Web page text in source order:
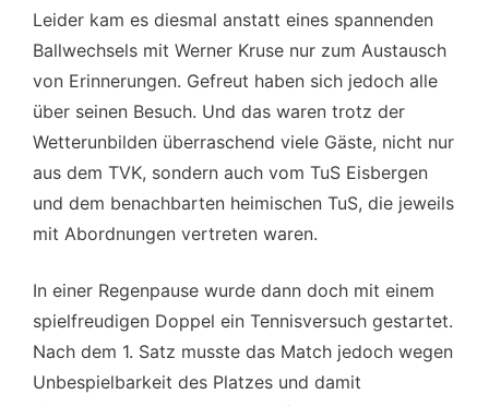
Leider kam es diesmal anstatt eines spannenden
Ballwechsels mit Werner Kruse nur zum Austausch
von Erinnerungen. Gefreut haben sich jedoch alle
über seinen Besuch. Und das waren trotz der
Wetterunbilden überraschend viele Gäste, nicht nur
aus dem TVK, sondern auch vom TuS Eisbergen
und dem benachbarten heimischen TuS, die jeweils
mit Abordnungen vertreten waren.
In einer Regenpause wurde dann doch mit einem
spielfreudigen Doppel ein Tennisversuch gestartet.
Nach dem 1. Satz musste das Match jedoch wegen
Unbespielbarkeit des Platzes und damit